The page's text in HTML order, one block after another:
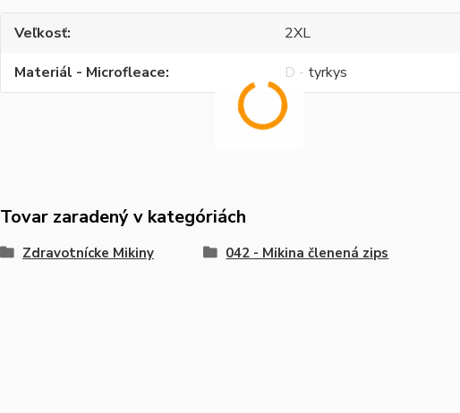
Veľkosť
2XL
Materiál - Microfleace
D - tyrkys
Tovar zaradený v kategóriách
Zdravotnícke Mikiny 042 - Mikina členená zips